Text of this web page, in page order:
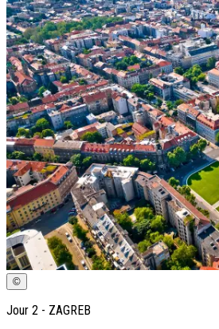
©
Jour 2 - ZAGREB